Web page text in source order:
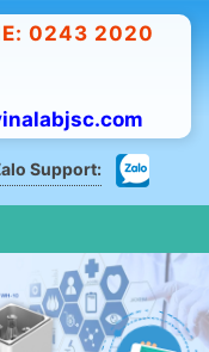
0243 2020
Support: